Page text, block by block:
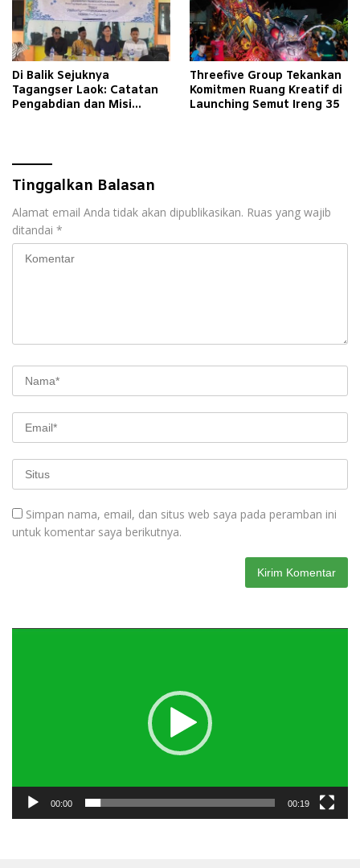
Di Balik Sejuknya
Tagangser Laok: Catatan
Pengabdian dan Misi
Threefive Group Tekankan
Komitmen Ruang Kreatif di
Launching Semut Ireng 35
Tinggalkan Balasan
Alamat email Anda tidak akan dipublikasikan. Ruas yang wajib
ditandai *
Simpan nama, email, dan situs web saya pada peramban ini
untuk komentar saya berikutnya.
00:00 00:19